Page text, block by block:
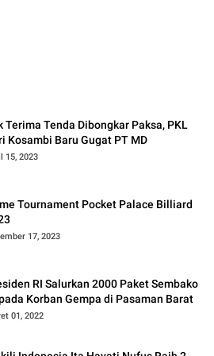
Terima Tenda Dibongkar Paksa, PKL
Kosambi Baru Gugat PT MD
15, 2023
Tournament Pocket Palace Billiard
17, 2023
RI Salurkan 2000 Paket Sembako
Korban Gempa di Pasaman Barat
01, 2022